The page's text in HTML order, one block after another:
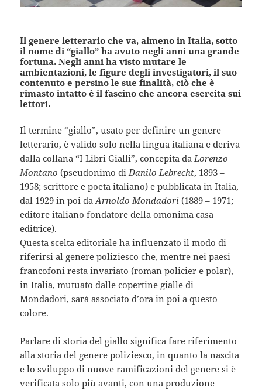
Il genere letterario che va, almeno in Italia, sotto
il nome di “giallo” ha avuto negli anni una grande
fortuna. Negli anni ha visto mutare le
ambientazioni, le figure degli investigatori, il suo
contenuto e persino le sue finalità, ciò che è
rimasto intatto è il fascino che ancora esercita sui
lettori.
Il termine “giallo”, usato per definire un genere
letterario, è valido solo nella lingua italiana e deriva
dalla collana “I Libri Gialli”, concepita da Lorenzo
Montano (pseudonimo di Danilo Lebrecht, 1893 –
1958; scrittore e poeta italiano) e pubblicata in Italia,
dal 1929 in poi daArnoldo Mondadori (1889 – 1971;
editore italiano fondatore della omonima casa
editrice).
Questa scelta editoriale ha influenzato il modo di
riferirsi al genere poliziesco che, mentre nei paesi
francofoni resta invariato (roman policier e polar),
in Italia, mutuato dalle copertine gialle di
Mondadori, sarà associato d’ora in poi a questo
colore.
Parlare di storia del giallo significa fare riferimento
alla storia del genere poliziesco, in quanto la nascita
e lo sviluppo di nuove ramificazioni del genere si è
verificata solo più avanti, con una produzione